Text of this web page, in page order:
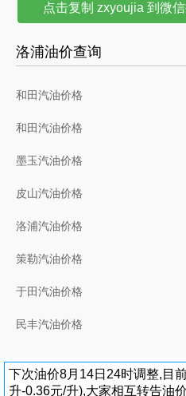
点击复制 zxyoujia 到微
洛浦油价查询
和田汽油价格
和田汽油价格
墨玉汽油价格
皮山汽油价格
洛浦汽油价格
策勒汽油价格
于田汽油价格
民丰汽油价格
下次油价8月14日24时调整,目
升-0.36元/升),大家相互转告油